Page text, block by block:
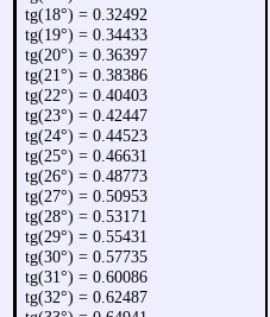
tg(18°) = 0.32492
tg(19°) = 0.34433
tg(20°) = 0.36397
tg(21°) = 0.38386
tg(22°) = 0.40403
tg(23°) = 0.42447
tg(24°) = 0.44523
tg(25°) = 0.46631
tg(26°) = 0.48773
tg(27°) = 0.50953
tg(28°) = 0.53171
tg(29°) = 0.55431
tg(30°) = 0.57735
tg(31°) = 0.60086
tg(32°) = 0.62487